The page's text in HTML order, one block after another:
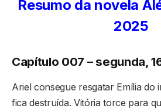
Resumo da novela
2025
Capítulo 007 – segunda,
Ariel consegue resgatar Emília do
fica destruída. Vitória torce para